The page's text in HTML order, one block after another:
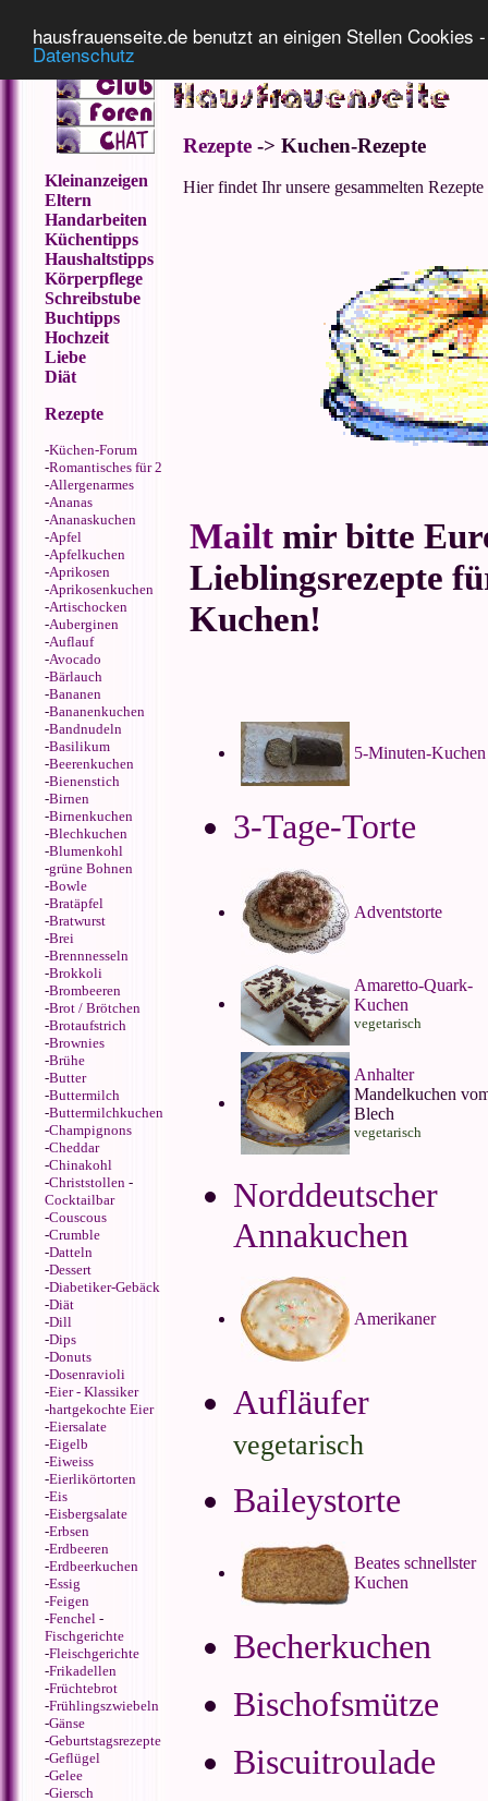
hausfrauenseite.de benutzt an einigen Stellen
Datenschutz
Kleinanzeigen
Eltern
Handarbeiten
Küchentipps
Haushaltstipps
Körperpflege
Schreibstube
Buchtipps
Hochzeit
Liebe
Diät
Rezepte
-Küchen-Forum
-Romantisches für 2
-Allergenarmes
-Ananas
-Ananaskuchen
-Apfel
-Apfelkuchen
-Aprikosen
-Aprikosenkuchen
-Artischocken
-Auberginen
-Auflauf
-Avocado
-Bärlauch
-Bananen
-Bananenkuchen
-Bandnudeln
-Basilikum
-Beerenkuchen
-Bienenstich
-Birnen
-Birnenkuchen
-Blechkuchen
-Blumenkohl
-grüne Bohnen
-Bowle
-Bratäpfel
-Bratwurst
-Brei
-Brennnesseln
-Brokkoli
-Brombeeren
-Brot / Brötchen
-Brotaufstrich
-Brownies
-Brühe
-Butter
-Buttermilch
-Buttermilchkuchen
-Champignons
-Cheddar
-Chinakohl
-Christstollen -
Cocktailbar
-Couscous
-Crumble
-Datteln
-Dessert
-Diabetiker-Gebäck
-Diät
-Dill
-Dips
-Donuts
-Dosenravioli
-Eier - Klassiker
-hartgekochte Eier
-Eiersalate
-Eigelb
-Eiweiss
-Eierlikörtorten
-Eis
-Eisbergsalate
-Erbsen
-Erdbeeren
-Erdbeerkuchen
-Essig
-Feigen
-Fenchel -
Fischgerichte
-Fleischgerichte
-Frikadellen
-Früchtebrot
-Frühlingszwiebeln
-Gänse
-Geburtstagsrezepte
-Geflügel
-Gelee
-Giersch
Rezepte -> Kuchen-Rezepte
Hier findet Ihr unsere gesammelten
Mailt mir bitte
Lieblingsrezepte
Kuchen!
5-Minuten-Kuchen
3-Tage-Torte
Adventstorte
Amaretto-Quark-
Kuchen
vegetarisch
Anhalter
Mandelkuchen
Blech
vegetarisch
Norddeutscher
Annakuchen
Amerikaner
Aufläufer
vegetarisch
Baileystorte
Beates schnellster
Kuchen
Becherkuchen
Bischofsmütze
Biscuitroulade